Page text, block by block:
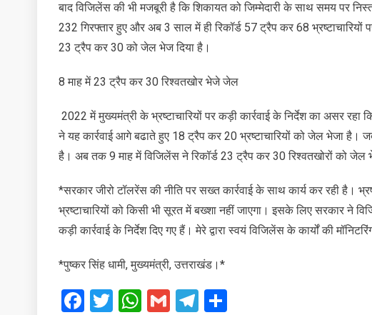
बाद विजिलेंस की भी मजबूरी है कि शिकायत को जिम्मेदारी के साथ समय पर
232 गिरफ्तार हुए और अब 3 साल में ही रिकॉर्ड 57 ट्रैप कर 68
23 ट्रैप कर 30 को जेल भेज दिया है।
8 माह में 23 ट्रैप कर 30 रिश्वतखोर भेजे जेल
2022 में मुख्यमंत्री के भ्रष्टाचारियों पर कड़ी कार्रवाई के निर्देश का असर
ने यह कार्रवाई आगे बढाते हुए 18 ट्रैप कर 20 भ्रष्टाचारियों को जेल भेजा है।
है। अब तक 9 माह में विजिलेंस ने रिकॉर्ड 23 ट्रैप कर 30 रिश्वतखोरों को जेल
*सरकार जीरो टॉलरेंस की नीति पर सख्त कार्रवाई के साथ कार्य कर रही है।
भ्रष्टाचारियों को किसी भी सूरत में बख्शा नहीं जाएगा। इसके लिए सरकार ने
कड़ी कार्रवाई के निर्देश दिए गए हैं। मेरे द्वारा स्वयं विजिलेंस के कार्यों की
*पुष्कर सिंह धामी, मुख्यमंत्री, उत्तराखंड।*
Facebook
Twitter
WhatsApp
GmailTelegram